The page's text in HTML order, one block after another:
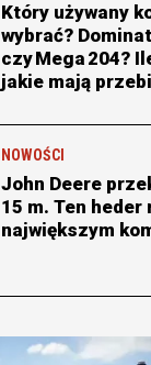
Który używany
wybrać?
czy Mega 204?
jakie mają
NOWOŚCI
John Deere
15 m. Ten heder
największym